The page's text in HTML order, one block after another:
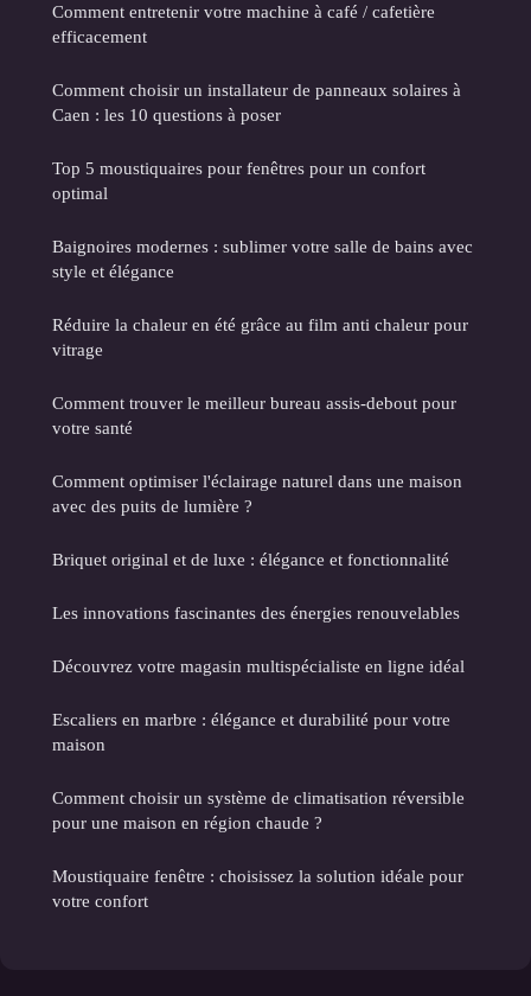
Comment entretenir votre machine à café / cafetière
efficacement
Comment choisir un installateur de panneaux solaires à
Caen : les 10 questions à poser
Top 5 moustiquaires pour fenêtres pour un confort
optimal
Baignoires modernes : sublimer votre salle de bains avec
style et élégance
Réduire la chaleur en été grâce au film anti chaleur pour
vitrage
Comment trouver le meilleur bureau assis-debout pour
votre santé
Comment optimiser l'éclairage naturel dans une maison
avec des puits de lumière ?
Briquet original et de luxe : élégance et fonctionnalité
Les innovations fascinantes des énergies renouvelables
Découvrez votre magasin multispécialiste en ligne idéal
Escaliers en marbre : élégance et durabilité pour votre
maison
Comment choisir un système de climatisation réversible
pour une maison en région chaude ?
Moustiquaire fenêtre : choisissez la solution idéale pour
votre confort